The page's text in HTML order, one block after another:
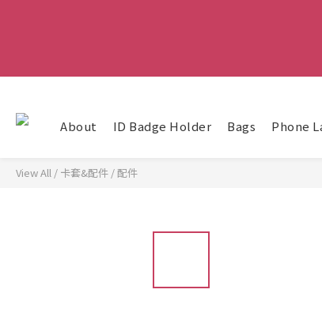
About ID Badge Holder Bags Phone
View All / 卡套&配件 /配件